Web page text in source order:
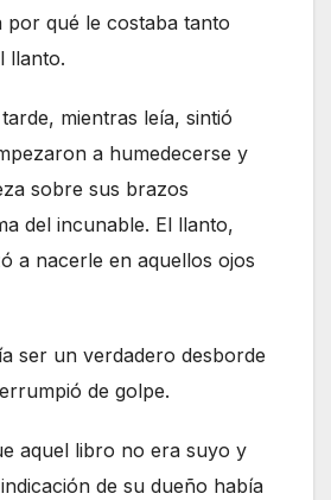
por qué le costaba tanto
llanto.
mientras leía, sintió
a humedecerse y
sobre sus brazos
del incunable. El llanto,
a nacerle en aquellos ojos
ser un verdadero desborde
de golpe.
aquel libro no era suyo y
de su dueño había